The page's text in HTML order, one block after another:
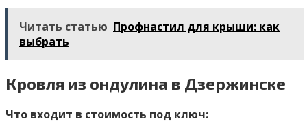
Читать статью Профнастил для крыши: как
выбрать
Кровля из ондулина в Дзержинске
Что входит в стоимость под ключ: